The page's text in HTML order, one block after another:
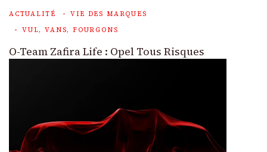
ACTUALITÉ
VIE DES MARQUES
VUL, VANS, FOURGONS
O-Team Zafira Life : Opel Tous Risques